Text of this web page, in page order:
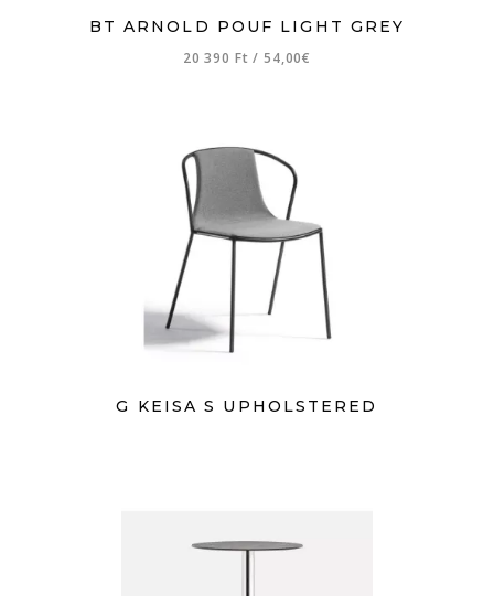
BT ARNOLD POUF LIGHT GREY
20 390 Ft/ 54,00€
G KEISA S UPHOLSTERED